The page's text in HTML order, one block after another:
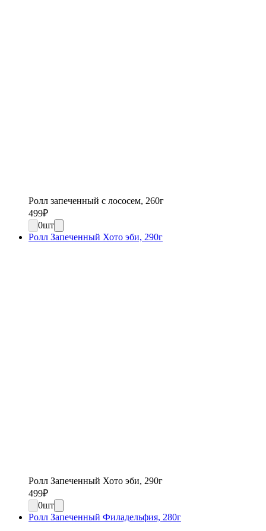
Ролл запеченный с лососем, 260г
499₽
0шт
Ролл Запеченный Хото эби, 290г
Ролл Запеченный Хото эби, 290г
499₽
0шт
Ролл Запеченный Филадельфия, 280г